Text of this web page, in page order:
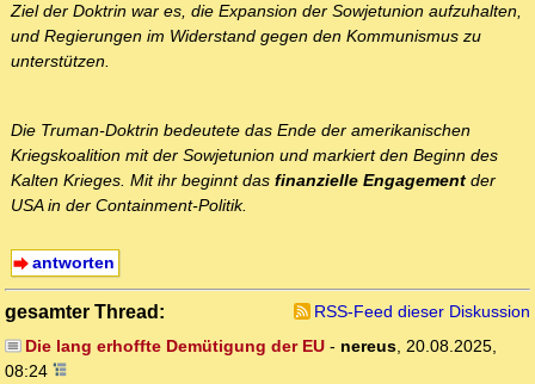
Ziel der Doktrin war es, die Expansion der Sowjetunion aufzuhalten,
und Regierungen im Widerstand gegen den Kommunismus zu
unterstützen.
Die Truman-Doktrin bedeutete das Ende der amerikanischen
Kriegskoalition mit der Sowjetunion und markiert den Beginn des
Kalten Krieges. Mit ihr beginnt das finanzielle Engagement der
USA in der Containment-Politik.
antworten
gesamter Thread:
RSS-Feed dieser Diskussion
Die lang erhoffte Demütigung der EU- nereus, 20.08.2025,
08:24